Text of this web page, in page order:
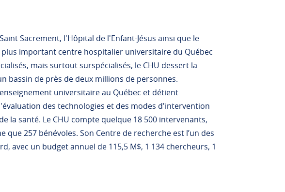
Sacrement, l'Hôpital de l'Enfant-Jésus ainsi que le
plus important centre hospitalier universitaire du Québec
mais surtout surspécialisés, le CHU dessert la
bassin de près de deux millions de personnes.
universitaire au Québec et détient
des technologies et des modes d'intervention
la santé. Le CHU compte quelque 18 500 intervenants,
257 bénévoles. Son Centre de recherche est l’un des
avec un budget annuel de 115,5 M$, 1 134 chercheurs, 1